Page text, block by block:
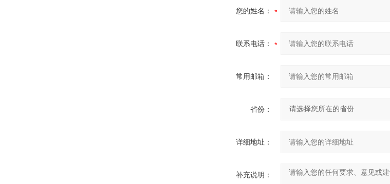
您的姓名：
联系电话：
常用邮箱：
省份：
详细地址：
补充说明：